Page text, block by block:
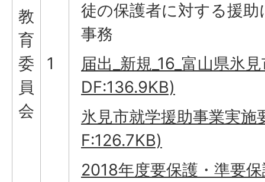
教
育
委
員
会
1
徒の保護者に対する援助
事務
届出_新規_16_富山県氷見
DF:136.9KB)
氷見市就学援助事業実施
F:126.7KB)
2018年度要保護・準要